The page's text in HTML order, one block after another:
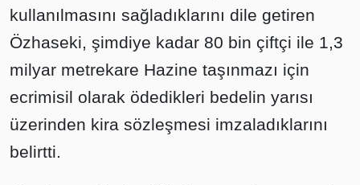
kullanılmasını sağladıklarını dile getiren
Özhaseki, şimdiye kadar 80 bin çiftçi ile 1,3
milyar metrekare Hazine taşınmazı için
ecrimisil olarak ödedikleri bedelin yarısı
üzerinden kira sözleşmesi imzaladıklarını
belirtti.